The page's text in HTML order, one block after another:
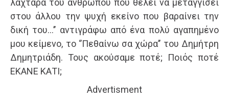
λαχτάρα του ανθρώπου που θέλει να μεταγγίσει
στου άλλου την ψυχή εκείνο που βαραίνει την
δική του…’’ αντιγράφω από ένα πολύ αγαπημένο
μου κείμενο, το ‘’Πεθαίνω σα χώρα’’ του Δημήτρη
Δημητριάδη. Τους ακούσαμε ποτέ; Ποιός ποτέ
ΕΚΑΝΕ ΚΑΤΙ;
Advertisment